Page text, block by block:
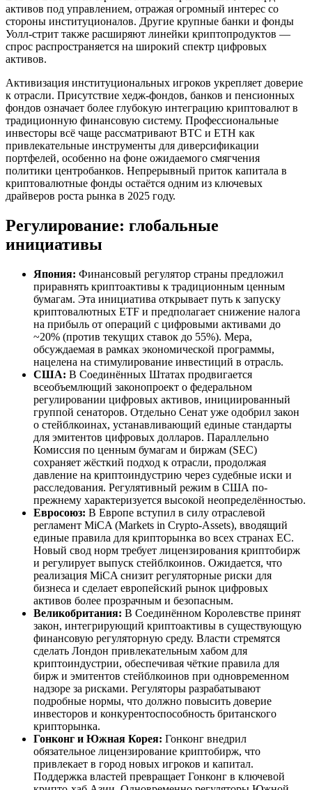
активов под управлением, отражая огромный интерес со
стороны институционалов. Другие крупные банки и фонды
Уолл-стрит также расширяют линейки криптопродуктов —
спрос распространяется на широкий спектр цифровых
активов.
Активизация институциональных игроков укрепляет доверие
к отрасли. Присутствие хедж-фондов, банков и пенсионных
фондов означает более глубокую интеграцию криптовалют в
традиционную финансовую систему. Профессиональные
инвесторы всё чаще рассматривают BTC и ETH как
привлекательные инструменты для диверсификации
портфелей, особенно на фоне ожидаемого смягчения
политики центробанков. Непрерывный приток капитала в
криптовалютные фонды остаётся одним из ключевых
драйверов роста рынка в 2025 году.
Регулирование: глобальные
инициативы
Япония: Финансовый регулятор страны предложил
приравнять криптоактивы к традиционным ценным
бумагам. Эта инициатива открывает путь к запуску
криптовалютных ETF и предполагает снижение налога
на прибыль от операций с цифровыми активами до
~20% (против текущих ставок до 55%). Мера,
обсуждаемая в рамках экономической программы,
нацелена на стимулирование инвестиций в отрасль.
США: В Соединённых Штатах продвигается
всеобъемлющий законопроект о федеральном
регулировании цифровых активов, инициированный
группой сенаторов. Отдельно Сенат уже одобрил закон
о стейблкоинах, устанавливающий единые стандарты
для эмитентов цифровых долларов. Параллельно
Комиссия по ценным бумагам и биржам (SEC)
сохраняет жёсткий подход к отрасли, продолжая
давление на криптоиндустрию через судебные иски и
расследования. Регулятивный режим в США по-
прежнему характеризуется высокой неопределённостью.
Евросоюз: В Европе вступил в силу отраслевой
регламент MiCA (Markets in Crypto-Assets), вводящий
единые правила для крипторынка во всех странах ЕС.
Новый свод норм требует лицензирования криптобирж
и регулирует выпуск стейблкоинов. Ожидается, что
реализация MiCA снизит регуляторные риски для
бизнеса и сделает европейский рынок цифровых
активов более прозрачным и безопасным.
Великобритания: В Соединённом Королевстве принят
закон, интегрирующий криптоактивы в существующую
финансовую регуляторную среду. Власти стремятся
сделать Лондон привлекательным хабом для
криптоиндустрии, обеспечивая чёткие правила для
бирж и эмитентов стейблкоинов при одновременном
надзоре за рисками. Регуляторы разрабатывают
подробные нормы, что должно повысить доверие
инвесторов и конкурентоспособность британского
крипторынка.
Гонконг и Южная Корея: Гонконг внедрил
обязательное лицензирование криптобирж, что
привлекает в город новых игроков и капитал.
Поддержка властей превращает Гонконг в ключевой